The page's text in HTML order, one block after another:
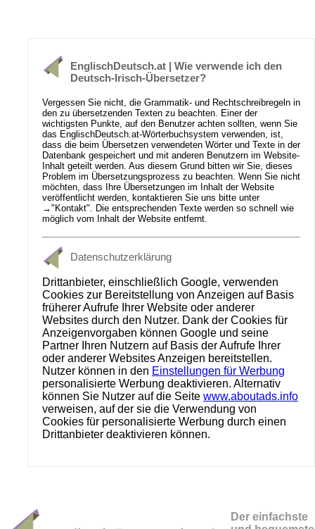
EnglischDeutsch.at | Wie verwende ich den
Deutsch-Irisch-Übersetzer?
Vergessen Sie nicht, die Grammatik- und Rechtschreibregeln in
den zu übersetzenden Texten zu beachten. Einer der
wichtigsten Punkte, auf den Benutzer achten sollten, wenn Sie
das EnglischDeutsch.at-Wörterbuchsystem verwenden, ist,
dass die beim Übersetzen verwendeten Wörter und Texte in der
Datenbank gespeichert und mit anderen Benutzern im Website-
Inhalt geteilt werden. Aus diesem Grund bitten wir Sie, dieses
Problem im Übersetzungsprozess zu beachten. Wenn Sie nicht
möchten, dass Ihre Übersetzungen im Inhalt der Website
veröffentlicht werden, kontaktieren Sie uns bitte unter
→"Kontakt" . Die entsprechenden Texte werden so schnell wie
möglich vom Inhalt der Website entfernt.
Datenschutzerklärung
Drittanbieter, einschließlich Google, verwenden
Cookies zur Bereitstellung von Anzeigen auf Basis
früherer Aufrufe Ihrer Website oder anderer
Websites durch den Nutzer. Dank der Cookies für
Anzeigenvorgaben können Google und seine
Partner Ihren Nutzern auf Basis der Aufrufe Ihrer
oder anderer Websites Anzeigen bereitstellen.
Nutzer können in den Einstellungen für Werbung
personalisierte Werbung deaktivieren. Alternativ
können Sie Nutzer auf die Seite www.aboutads.info
verweisen, auf der sie die Verwendung von
Cookies für personalisierte Werbung durch einen
Drittanbieter deaktivieren können.
Der einfachste